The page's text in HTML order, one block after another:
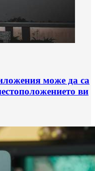
може да са
ви